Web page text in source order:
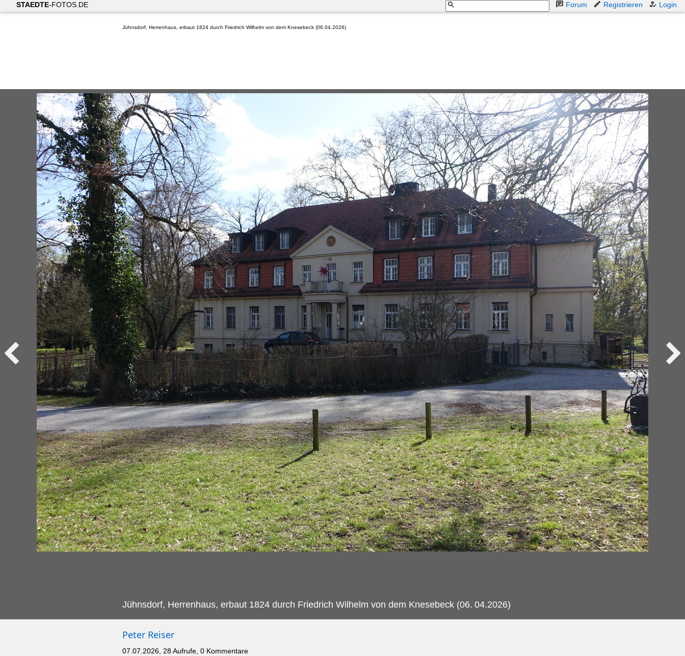
STAEDTE-FOTOS.DE Forum Registrieren Login
Jühnsdorf, Herrenhaus, erbaut 1824 durch Friedrich Wilhelm von dem Knesebeck (06.04.2026)
Jühnsdorf, Herrenhaus, erbaut 1824 durch Friedrich Wilhelm von dem Knesebeck (06. 04.2026)
Peter Reiser
07.07.2026, 28 Aufrufe, 0 Kommentare